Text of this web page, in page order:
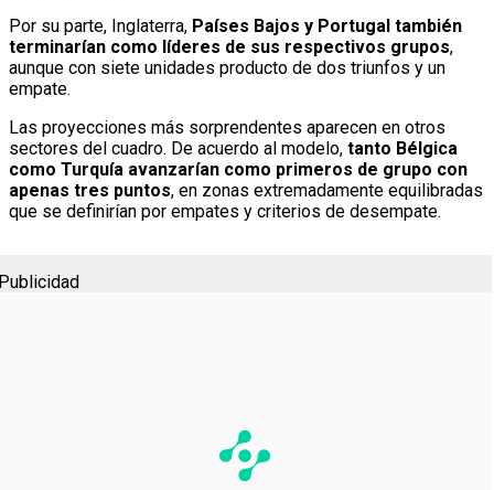
Por su parte, Inglaterra, Países Bajos y Portugal también
terminarían como líderes de sus respectivos grupos,
aunque con siete unidades producto de dos triunfos y un
empate.
Las proyecciones más sorprendentes aparecen en otros
sectores del cuadro. De acuerdo al modelo, tanto Bélgica
como Turquía avanzarían como primeros de grupo con
apenas tres puntos, en zonas extremadamente equilibradas
que se definirían por empates y criterios de desempate.